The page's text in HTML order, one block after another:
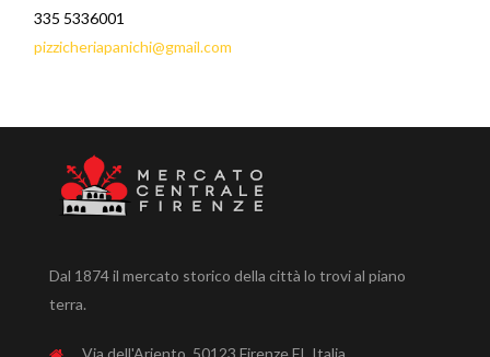
335 5336001
pizzicheriapanichi@gmail.com
Dal 1874 il mercato storico della città lo trovi al piano
terra.
Via dell'Ariento, 50123 Firenze FI, Italia